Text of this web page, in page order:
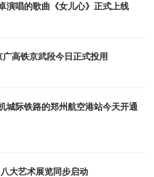
演唱的歌曲《女儿心》正式上线
高铁京武段今日正式投用
城际铁路的郑州航空港站今天开通
千年敦煌文化“搬”到北京 八大艺术展览同步启动